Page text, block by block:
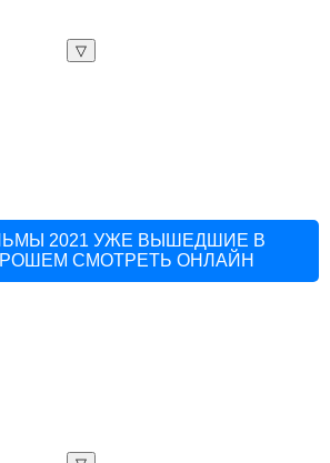
▽
2021 УЖЕ ВЫШЕДШИЕ В
СМОТРЕТЬ ОНЛАЙН